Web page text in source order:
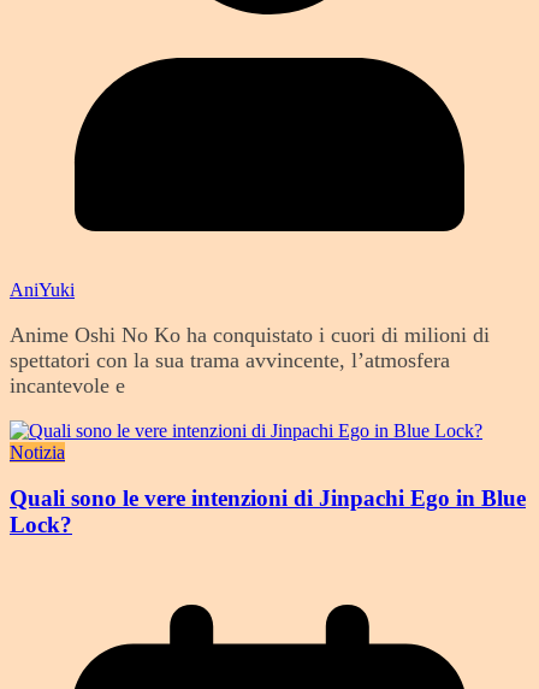
AniYuki
Anime Oshi No Ko ha conquistato i cuori di milioni di
spettatori con la sua trama avvincente, l’atmosfera
incantevole e
Notizia
Quali sono le vere intenzioni di Jinpachi Ego in Blue
Lock?